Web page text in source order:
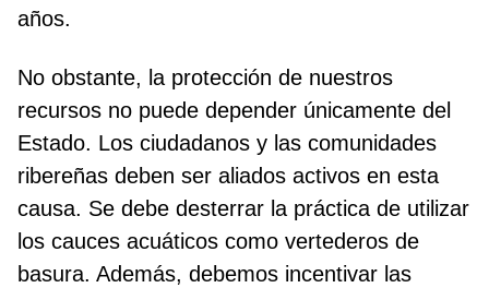
años.
No obstante, la protección de nuestros
recursos no puede depender únicamente del
Estado. Los ciudadanos y las comunidades
ribereñas deben ser aliados activos en esta
causa. Se debe desterrar la práctica de utilizar
los cauces acuáticos como vertederos de
basura. Además, debemos incentivar las